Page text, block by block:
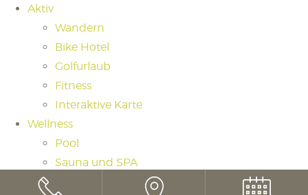
Aktiv
Wandern
Bike Hotel
Golfurlaub
Fitness
Interaktive Karte
Wellness
Pool
Sauna und SPA